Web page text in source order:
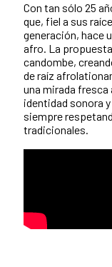
Con tan sólo 25
que, fiel a sus
generación, hace
afro. La
candombe,
de raíz
una mirada fresca
identidad sonora
siempre
tradicionales.